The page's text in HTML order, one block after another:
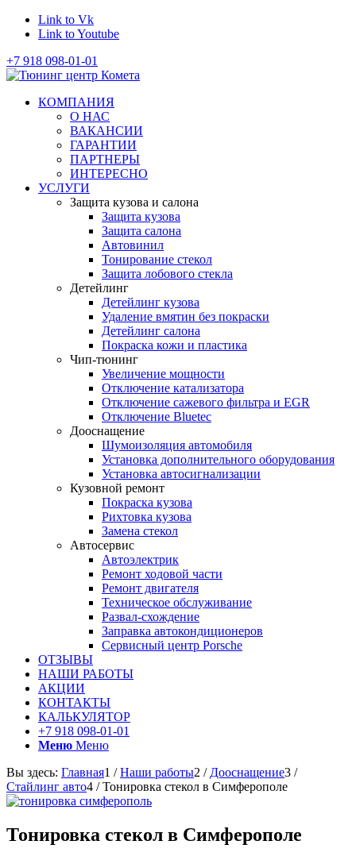
Link to Vk
Link to Youtube
+7 918 098-01-01
КОМПАНИЯ
О НАС
ВАКАНСИИ
ГАРАНТИИ
ПАРТНЕРЫ
ИНТЕРЕСНО
УСЛУГИ
Защита кузова и салона
Защита кузова
Защита салона
Автовинил
Тонирование стекол
Защита лобового стекла
Детейлинг
Детейлинг кузова
Удаление вмятин без покраски
Детейлинг салона
Покраска кожи и пластика
Чип-тюнинг
Увеличение мощности
Отключение катализатора
Отключение сажевого фильтра и EGR
Отключение Bluetec
Дооснащение
Шумоизоляция автомобиля
Установка дополнительного оборудования
Установка автосигнализации
Кузовной ремонт
Покраска кузова
Рихтовка кузова
Замена стекол
Автосервис
Автоэлектрик
Ремонт ходовой части
Ремонт двигателя
Техническое обслуживание
Развал-схождение
Заправка автокондиционеров
Сервисный центр Porsche
ОТЗЫВЫ
НАШИ РАБОТЫ
АКЦИИ
КОНТАКТЫ
КАЛЬКУЛЯТОР
+7 918 098-01-01
Меню Меню
Вы здесь: Главная1 / Наши работы2 / Дооснащение3 /
Стайлинг авто4 / Тонировка стекол в Симферополе
Тонировка стекол в Симферополе